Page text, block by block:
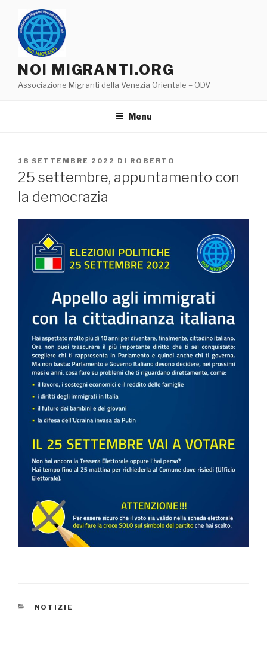
contenuto
NOI MIGRANTI.ORG
Associazione Migranti della Venezia Orientale – ODV
Menu
PUBBLICATO
IL
18 SETTEMBRE 2022 DI ROBERTO
25 settembre, appuntamento con
la democrazia
CATEGORIE
NOTIZIE